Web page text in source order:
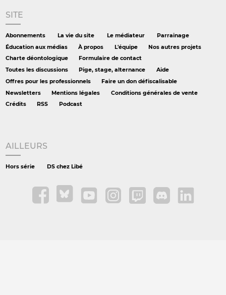
SITE
Abonnements La vie du site Le médiateur
Parrainage
Éducation aux médias
À propos L'équipe
Nos autres projets
Charte déontologique
Formulaire de contact
Toutes les discussions
Pige, stage, alternance
Aide
Offres pour les professionnels
Faire un don défiscalisable
Newsletters
Mentions légales
Conditions générales de vente
Crédits
RSS Podcast
AILLEURS
Hors série DS chez Libé